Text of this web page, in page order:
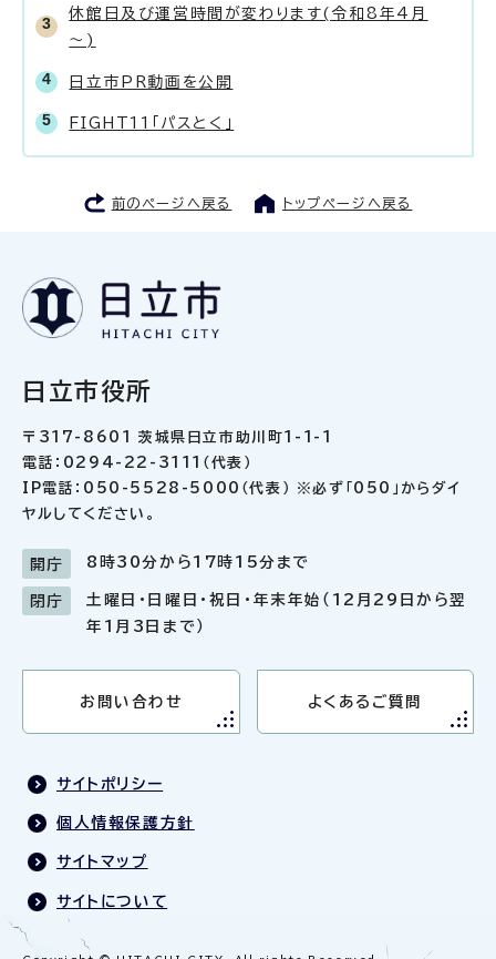
休館日及び運営時間が変わります(令和8年4月
～)
日立市PR動画を公開
FIGHT11「パスとく」
前のページへ戻る トップページへ戻る
日立市役所
〒317-8601 茨城県日立市助川町1-1-1
電話：0294-22-3111（代表）
IP電話：050-5528-5000（代表） ※必ず「050」からダイ
ヤルしてください。
開庁 8時30分から17時15分まで
閉庁
土曜日・日曜日・祝日・年末年始（12月29日から翌
年1月3日まで）
お問い合わせ よくあるご質問
サイトポリシー
個人情報保護方針
サイトマップ
サイトについて